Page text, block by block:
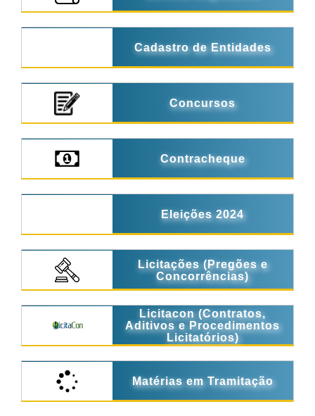
Cadastro de Entidades
Concursos
Contracheque
Eleições 2024
Licitações (Pregões e
Concorrências)
Licitacon (Contratos,
Aditivos e Procedimentos
Licitatórios)
Matérias em Tramitação